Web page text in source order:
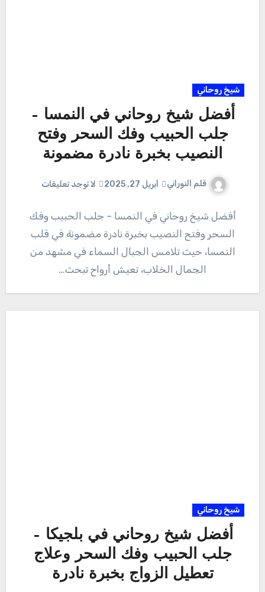
شيخ روحاني
أفضل شيخ روحاني في النمسا –
جلب الحبيب وفك السحر وفتح
النصيب بخبرة نادرة مضمونة
قلم النوراني أبريل 27, 2025 لا توجد تعليقات
أفضل شيخ روحاني في النمسا – جلب الحبيب وفك
السحر وفتح النصيب بخبرة نادرة مضمونة في قلب
النمسا، حيث تلامس الجبال السماء في مشهد من
الجمال الخلاب، تعيش أرواح تبحث…
شيخ روحاني
أفضل شيخ روحاني في بلجيكا –
جلب الحبيب وفك السحر وعلاج
تعطيل الزواج بخبرة نادرة